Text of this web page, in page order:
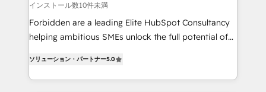
Secteurs : Industrie, Distribution B2B, SaaS, Services
B2B, Immobilier, Viticulture, Finance. 🚀 Nos livrables
: migration sécurisée, implémentation Marketing +
HubSpot temps réel, formation équipes. 🏆 +350
projets livrés. Accrédités HubSpot CRM
インストール数10件未満
Forbidden are a leading Elite HubSpot Consultancy
helping ambitious SMEs unlock the full potential of
but never see the ROI they expected due to poor
adoption, messy data, and disconnected teams
ソリューション・パートナー5.0